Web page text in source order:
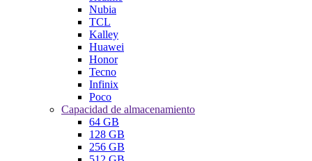
Nubia
TCL
Kalley
Huawei
Honor
Tecno
Infinix
Poco
Capacidad de almacenamiento
64 GB
128 GB
256 GB